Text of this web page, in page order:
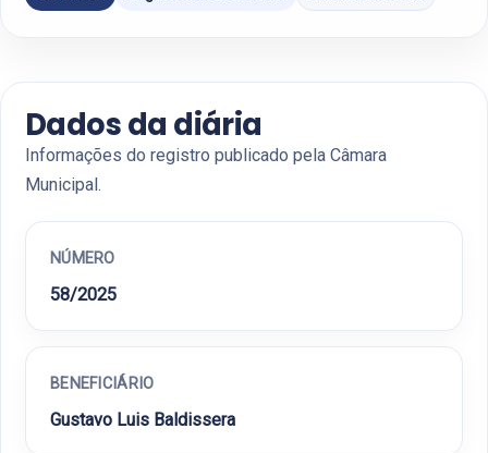
Dados da diária
Informações do registro publicado pela Câmara
Municipal.
NÚMERO
58/2025
BENEFICIÁRIO
Gustavo Luis Baldissera